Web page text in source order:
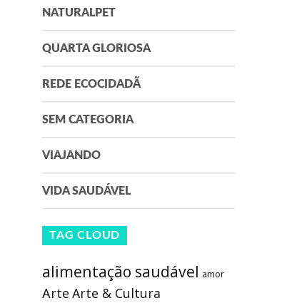
NATURALPET
QUARTA GLORIOSA
REDE ECOCIDADÃ
SEM CATEGORIA
VIAJANDO
VIDA SAUDÁVEL
TAG CLOUD
alimentação saudável amor
Arte Arte & Cultura